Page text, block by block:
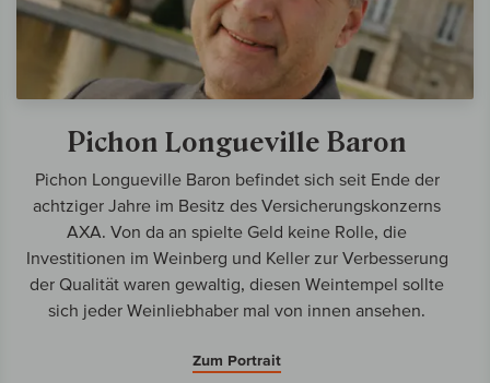
Pichon Longueville Baron
Pichon Longueville Baron befindet sich seit Ende der
achtziger Jahre im Besitz des Versicherungskonzerns
AXA. Von da an spielte Geld keine Rolle, die
Investitionen im Weinberg und Keller zur Verbesserung
der Qualität waren gewaltig, diesen Weintempel sollte
sich jeder Weinliebhaber mal von innen ansehen.
Zum Portrait